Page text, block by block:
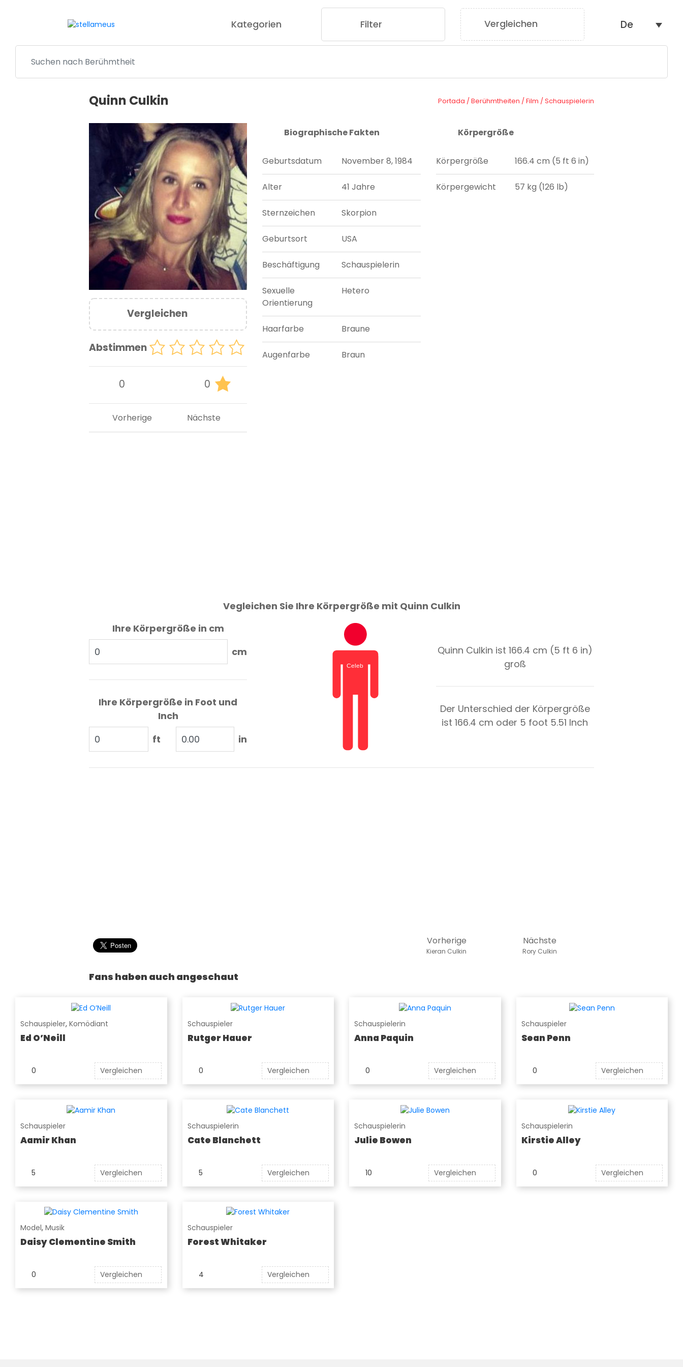
Kategorien Filter Vergleichen De
Quinn Culkin Portada /Berühmtheiten /Film /Schauspielerin
Vergleichen
Abstimmen
0 0
Nächste
Vorherige
Biographische Fakten
Geburtsdatum November 8, 1984
Alter 41 Jahre
Sternzeichen Skorpion
Geburtsort USA
Beschäftigung Schauspielerin
Sexuelle
Orientierung
Hetero
Haarfarbe Braune
Augenfarbe Braun
Körpergröße
Körpergröße 166.4 cm (5 ft 6 in)
Körpergewicht 57 kg (126 lb)
Vegleichen Sie Ihre Körpergröße mit Quinn Culkin
Ihre Körpergröße in cm
cm
Ihre Körpergröße in Foot und
Inch
ft
in
Quinn Culkin ist 166.4 cm (5 ft 6 in)
groß
Der Unterschied der Körpergröße
ist166.4 cm oder 5 foot 5.51 Inch
Nächste
Rory Culkin
Vorherige
Kieran Culkin
Fans haben auch angeschaut
Schauspieler, Komödiant
Ed O’Neill
0 Vergleichen
Schauspieler
Rutger Hauer
0 Vergleichen
Schauspielerin
Anna Paquin
0 Vergleichen
Schauspieler
Sean Penn
0 Vergleichen
Schauspieler
Aamir Khan
5 Vergleichen
Schauspielerin
Cate Blanchett
5 Vergleichen
Schauspielerin
Julie Bowen
10 Vergleichen
Schauspielerin
Kirstie Alley
0 Vergleichen
Model, Musik
Daisy Clementine Smith
0 Vergleichen
Schauspieler
Forest Whitaker
4 Vergleichen